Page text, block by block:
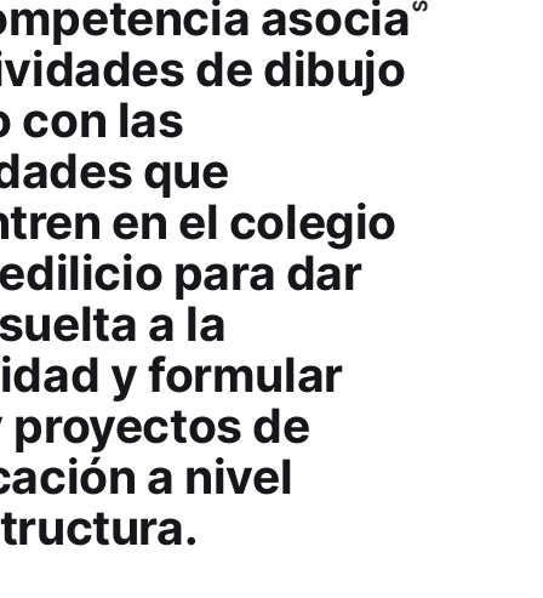
asocia
de dibujo
con las
que
en el colegio
para dar
a la
y formular
proyectos de
a nivel